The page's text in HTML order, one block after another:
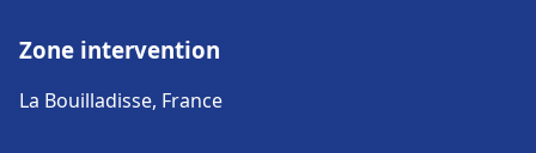
Zone intervention
La Bouilladisse, France